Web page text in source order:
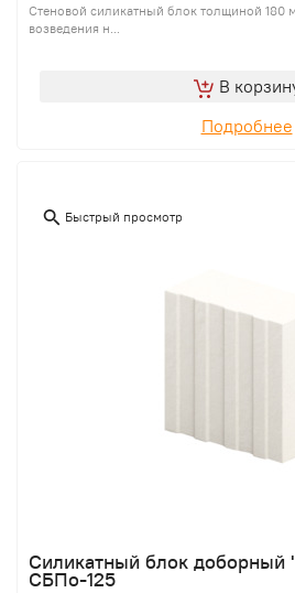
Стеновой силикатный блок толщиной 180
возведения н...
В
Подробнее
Быстрый просмотр
Силикатный блок
СБПо-125